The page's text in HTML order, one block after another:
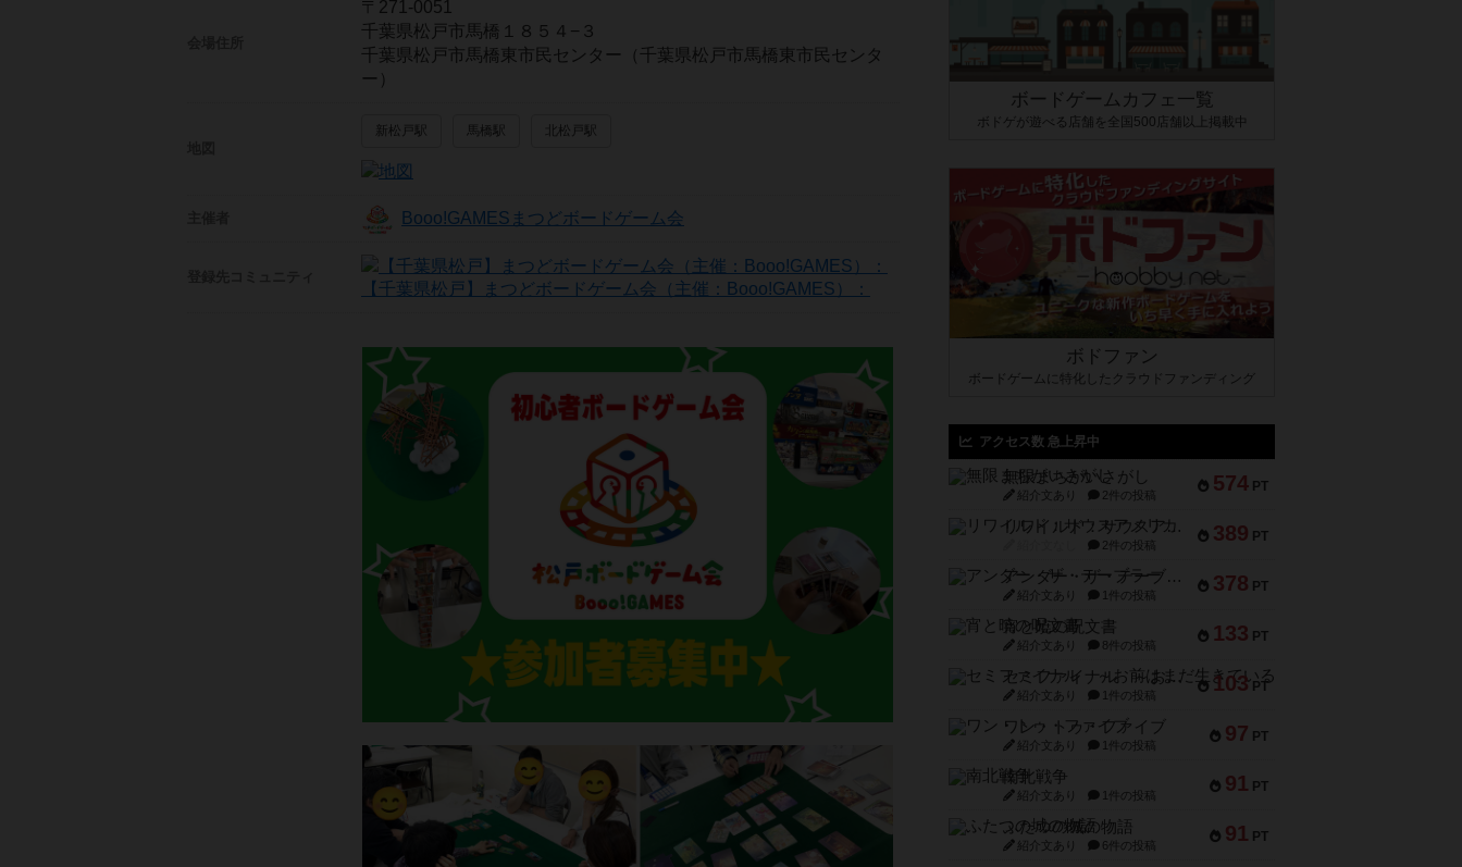
〒271-0051
千葉県松戸市馬橋１８５４−３
千葉県松戸市馬橋東市民センター（千葉県松戸市馬橋東市民センタ
ー）
新松戸駅 馬橋駅 北松戸駅
Booo!GAMESまつどボードゲーム会
【千葉県松戸】まつどボードゲーム会（主催：Booo!GAMES）：
ボードゲームカフェ一覧
ボドゲが遊べる店舗を全国500店舗以上掲載中
ボドファン
ボードゲームに特化したクラウドファンディング
アクセス数 急上昇中
574 PT
無限まちがいさがし
紹介文あり 2件の投稿
389 PT
リワイルド：サウスアメリカ
2件の投稿
378 PT
アンダー・ザ・テーブラー
紹介文あり 1件の投稿
133 PT
宵と暁の呪文書
紹介文あり 8件の投稿
103 PT
セミファイナル ～お前はまだ生きている～
紹介文あり 1件の投稿
97 PT
ワン・トゥ・ファイブ
紹介文あり 1件の投稿
91 PT
南北戦争
紹介文あり 1件の投稿
91 PT
ふたつの城の物語
紹介文あり 6件の投稿